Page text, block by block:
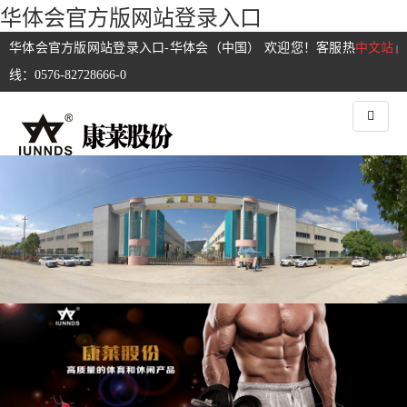
华体会官方版网站登录入口
中文站 |
华体会官方版网站登录入口-华体会（中国） 欢迎您！客服热
线：0576-82728666-0